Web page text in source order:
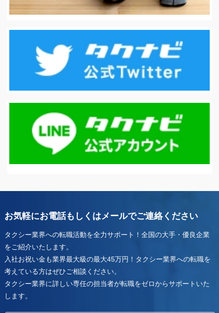
お気軽にお電話もしくはメールでご連絡ください
タクシー業界への転職活動を全力サポート！全国の大手・優良企業
をご紹介いたします。
入社お祝い金も業界最大級の最大45万円！タクシー業界への転職を
考えている方はぜひご相談ください。
タクシー業界に詳しい専任の担当者が転職をゼロからサポートいた
します。